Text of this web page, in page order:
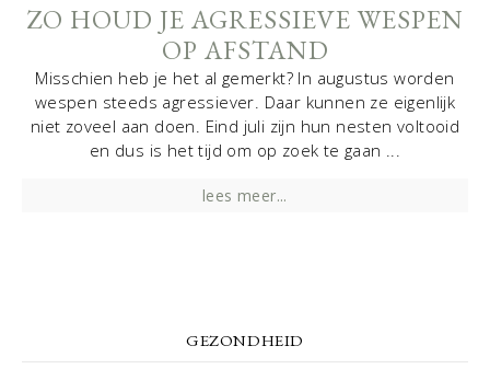
ZO HOUD JE AGRESSIEVE WESPEN
OP AFSTAND
Misschien heb je het al gemerkt? In augustus worden
wespen steeds agressiever. Daar kunnen ze eigenlijk
niet zoveel aan doen. Eind juli zijn hun nesten voltooid
en dus is het tijd om op zoek te gaan ...
lees meer...
GEZONDHEID